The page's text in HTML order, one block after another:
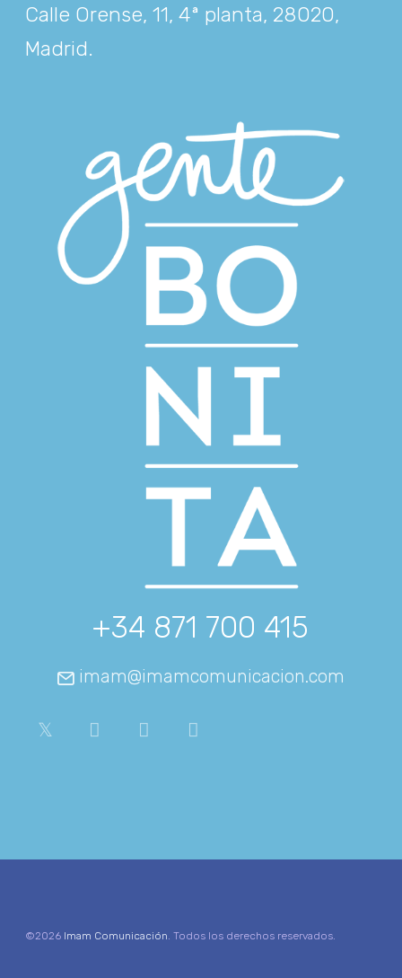
Calle Orense, 11, 4ª planta, 28020,
Madrid.
+34 871 700 415
imam@imamcomunicacion.com
©2026 Imam Comunicación. Todos los derechos reservados.